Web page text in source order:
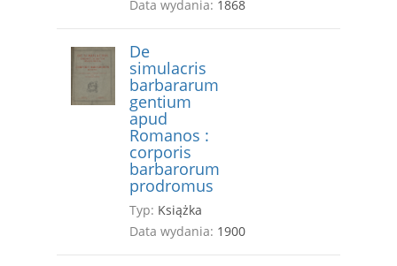
Data wydania: 1868
De
simulacris
barbararum
gentium
apud
Romanos :
corporis
barbarorum
prodromus
Typ: Książka
Data wydania: 1900